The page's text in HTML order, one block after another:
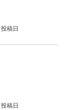
投稿日
投稿日